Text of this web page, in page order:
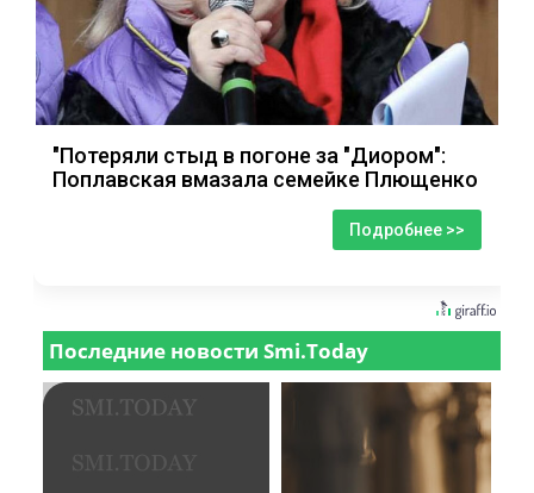
"Потеряли стыд в погоне за "Диором":
Поплавская вмазала семейке Плющенко
Подробнее >>